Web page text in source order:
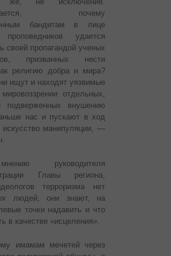
почему
бандитам в лице
удается
своей пропагандой ученых
призванных нести
религию добра и мира?
ищут и находят уязвимые
отдельных,
подверженных внушению
нас и пускают в ход
искусство манипуляции, —
руководителя
Главы региона,
терроризма нет
людей, они знают, на
точки надавить и что
в качестве «исцеления».
имамам мечетей через